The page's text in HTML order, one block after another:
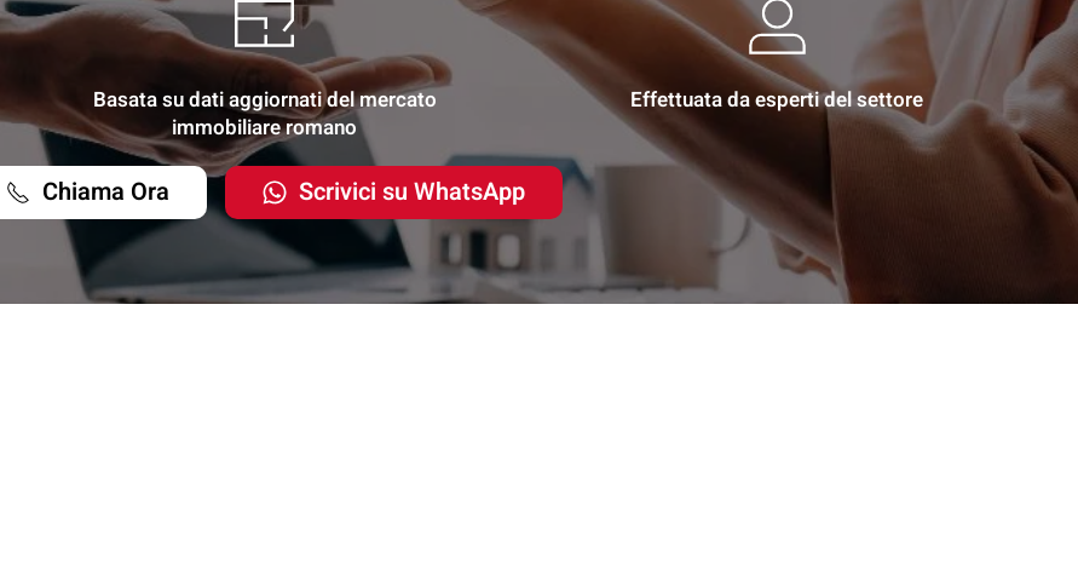
Basata su dati aggiornati del mercato
immobiliare romano
Effettuata da esperti del settore
Chiama Ora Scrivici su WhatsApp